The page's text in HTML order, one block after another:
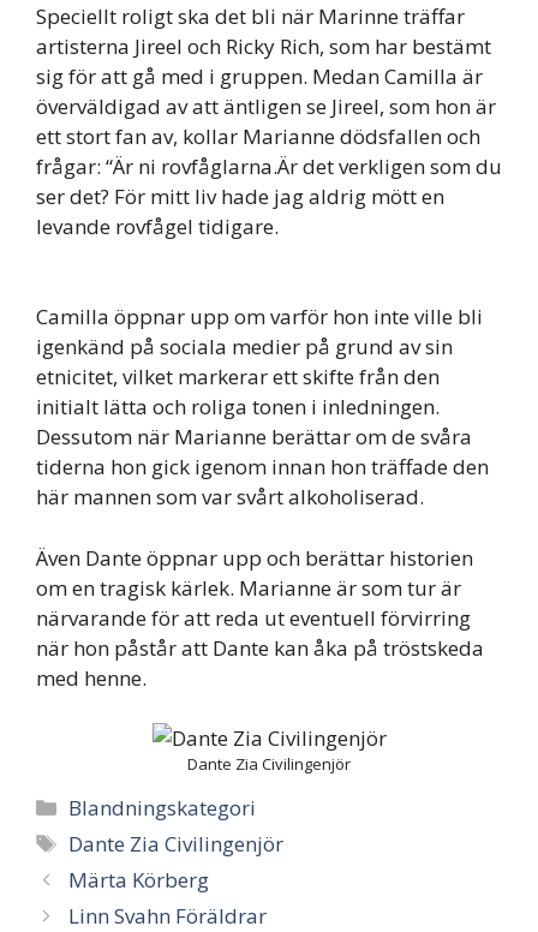
Speciellt roligt ska det bli när Marinne träffar
artisterna Jireel och Ricky Rich, som har bestämt
sig för att gå med i gruppen. Medan Camilla är
överväldigad av att äntligen se Jireel, som hon är
ett stort fan av, kollar Marianne dödsfallen och
frågar: “Är ni rovfåglarna.Är det verkligen som du
ser det? För mitt liv hade jag aldrig mött en
levande rovfågel tidigare.
Camilla öppnar upp om varför hon inte ville bli
igenkänd på sociala medier på grund av sin
etnicitet, vilket markerar ett skifte från den
initialt lätta och roliga tonen i inledningen.
Dessutom när Marianne berättar om de svåra
tiderna hon gick igenom innan hon träffade den
här mannen som var svårt alkoholiserad.
Även Dante öppnar upp och berättar historien
om en tragisk kärlek. Marianne är som tur är
närvarande för att reda ut eventuell förvirring
när hon påstår att Dante kan åka på tröstskeda
med henne.
Dante Zia Civilingenjör
Categories
Blandningskategori
Tags
Dante Zia Civilingenjör
Post
navigation
Märta Körberg
Linn Svahn Föräldrar